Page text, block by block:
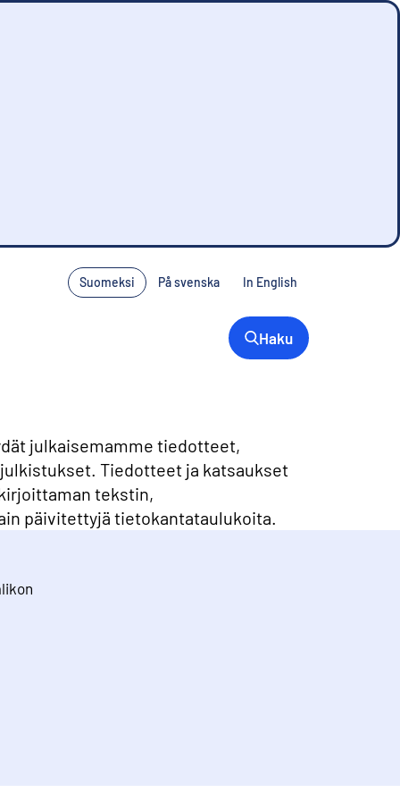
Suomeksi På svenska In English
Haku
julkaisemamme tiedotteet,
Tiedotteet ja katsaukset
tekstin,
päivitettyjä tietokantataulukoita.